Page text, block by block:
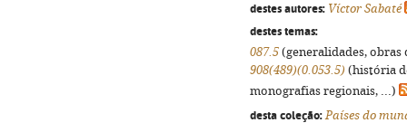
destes autores: Víctor Sabaté
destes temas:
087.5 (generalidades,
908(489)(0.053.5) (história
monografias regionais, ...)
desta coleção: Países do